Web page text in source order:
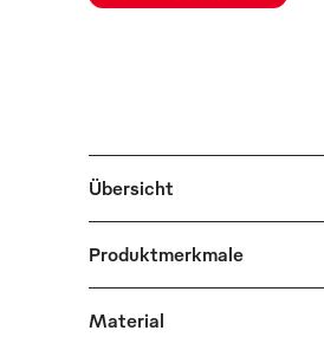
Übersicht
Produktmerkmale
Material